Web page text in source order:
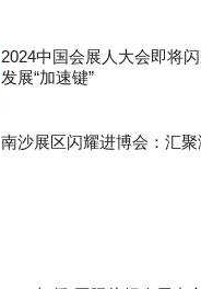
2024中国会展人大会即将
发展“加速键”
南沙展区闪耀进博会：汇